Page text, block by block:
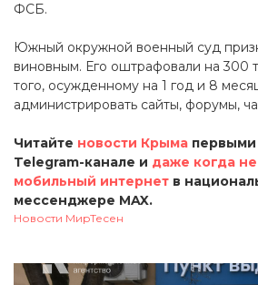
ФСБ.
Южный окружной военный суд
виновным. Его оштрафовали на 300
того, осужденному на 1 год и 8
администрировать сайты, форумы,
Читайте новости Крыма
Telegram-канале и даже когда
мобильный интернет в
мессенджере MAX.
Новости МирТесен